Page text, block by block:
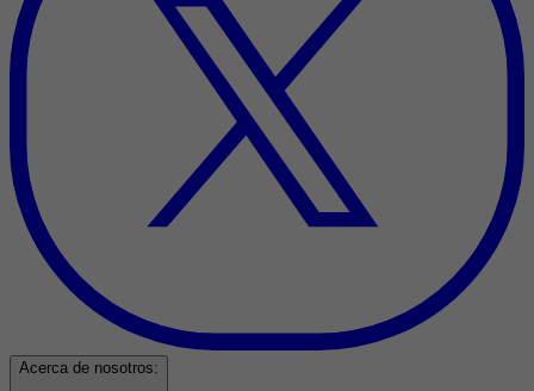
Acerca de nosotros: